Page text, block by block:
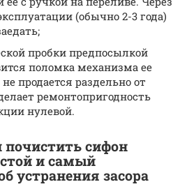
(обычно 2-3 года)
пробки предпосылкой
поломка механизма ее
продается раздельно от
ремонтопригодность
нулевой.
почистить сифон
и самый
устранения засора